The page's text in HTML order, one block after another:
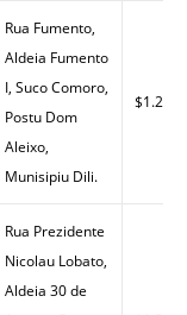
Rua Fumento,
Aldeia Fumento
I, Suco Comoro,
Postu Dom
Aleixo,
Munisipiu Dili.
$1.28
Rua Prezidente
Nicolau Lobato,
Aldeia 30 de